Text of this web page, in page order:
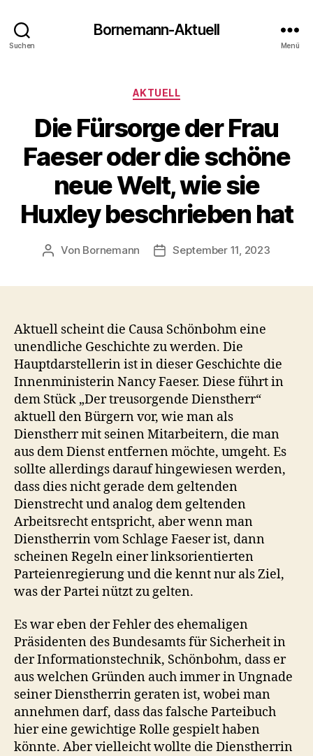
Suchen
Bornemann-Aktuell
Menü
Kategorien
AKTUELL
Die Fürsorge der Frau
Faeser oder die schöne
neue Welt, wie sie
Huxley beschrieben hat
Beitragsautor
Von Bornemann Veröffentlichungsdatum
September 11, 2023
Aktuell scheint die Causa Schönbohm eine
unendliche Geschichte zu werden. Die
Hauptdarstellerin ist in dieser Geschichte die
Innenministerin Nancy Faeser. Diese führt in
dem Stück „Der treusorgende Dienstherr“
aktuell den Bürgern vor, wie man als
Dienstherr mit seinen Mitarbeitern, die man
aus dem Dienst entfernen möchte, umgeht. Es
sollte allerdings darauf hingewiesen werden,
dass dies nicht gerade dem geltenden
Dienstrecht und analog dem geltenden
Arbeitsrecht entspricht, aber wenn man
Dienstherrin vom Schlage Faeser ist, dann
scheinen Regeln einer linksorientierten
Parteienregierung und die kennt nur als Ziel,
was der Partei nützt zu gelten.
Es war eben der Fehler des ehemaligen
Präsidenten des Bundesamts für Sicherheit in
der Informationstechnik, Schönbohm, dass er
aus welchen Gründen auch immer in Ungnade
seiner Dienstherrin geraten ist, wobei man
annehmen darf, dass das falsche Parteibuch
hier eine gewichtige Rolle gespielt haben
könnte. Aber vielleicht wollte die Dienstherrin